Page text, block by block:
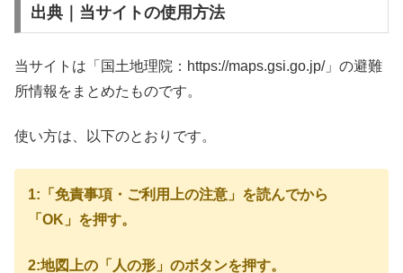
出典｜当サイトの使用方法
当サイトは「国土地理院：https://maps.gsi.go.jp/」の避難
所情報をまとめたものです。
使い方は、以下のとおりです。
1:「免責事項・ご利用上の注意」を読んでから
「OK」を押す。
2:地図上の「人の形」のボタンを押す。